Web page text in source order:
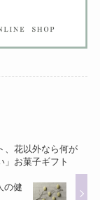
、花以外なら何が
」お菓子ギフト
の健